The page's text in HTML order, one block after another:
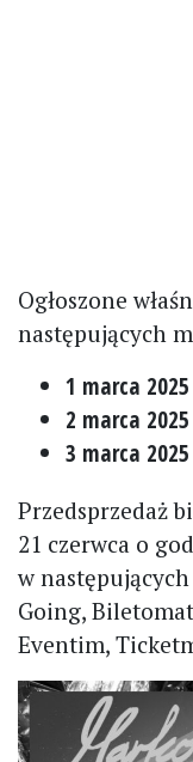
Ogłoszone
następujących
1 marca
2 marca
3 marca
Przedsprzedaż
21 czerwca o
w
Going,
Eventim,